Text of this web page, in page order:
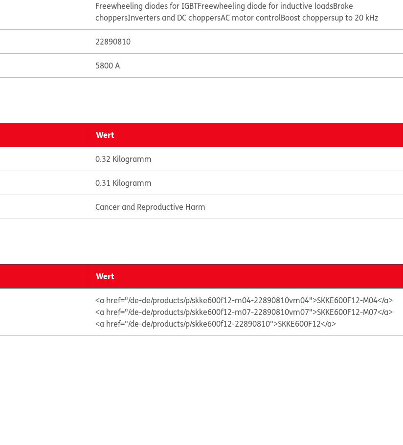
Freewheeling diodes for IGBTFreewheeling diode for inductive loadsBrake
choppersInverters and DC choppersAC motor controlBoost choppersup to 20 kHz
22890810
5800 A
Wert
0.32 Kilogramm
0.31 Kilogramm
Cancer and Reproductive Harm
Wert
<a href="/de-de/products/p/skke600f12-m04-22890810vm04">SKKE600F12-M04</a>
<a href="/de-de/products/p/skke600f12-m07-22890810vm07">SKKE600F12-M07</a>
<a href="/de-de/products/p/skke600f12-22890810">SKKE600F12</a>